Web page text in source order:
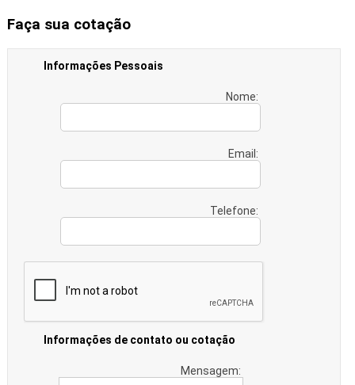
Faça sua cotação
Informações Pessoais
Nome:
Email:
Telefone:
Informações de contato ou cotação
Mensagem: